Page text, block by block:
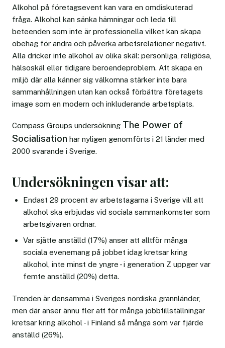
Alkohol på företagsevent kan vara en omdiskuterad
fråga. Alkohol kan sänka hämningar och leda till
beteenden som inte är professionella vilket kan skapa
obehag för andra och påverka arbetsrelationer negativt.
Alla dricker inte alkohol av olika skäl: personliga, religiösa,
hälsoskäl eller tidigare beroendeproblem. Att skapa en
miljö där alla känner sig välkomna stärker inte bara
sammanhållningen utan kan också förbättra företagets
image som en modern och inkluderande arbetsplats.
Compass Groups undersökning The Power of
Socialisation har nyligen genomförts i 21 länder med
2000 svarande i Sverige.
Undersökningen visar att:
Endast 29 procent av arbetstagarna i Sverige vill att
alkohol ska erbjudas vid sociala sammankomster som
arbetsgivaren ordnar.
Var sjätte anställd (17%) anser att alltför många
sociala evenemang på jobbet idag kretsar kring
alkohol, inte minst de yngre - i generation Z uppger var
femte anställd (20%) detta.
Trenden är densamma i Sveriges nordiska grannländer,
men där anser ännu fler att för många jobbtillställningar
kretsar kring alkohol - i Finland så många som var fjärde
anställd (26%).